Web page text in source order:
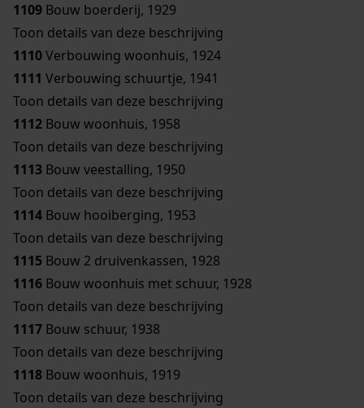
1109 Bouw boerderij, 1929
Toon details van deze beschrijving
1110Verbouwing woonhuis, 1924
1111 Verbouwing schuurtje, 1941
Toon details van deze beschrijving
1112 Bouw woonhuis, 1958
Toon details van deze beschrijving
1113 Bouw veestalling, 1950
Toon details van deze beschrijving
1114 Bouw hooiberging, 1953
Toon details van deze beschrijving
1115 Bouw 2 druivenkassen, 1928
1116 Bouw woonhuis met schuur, 1928
Toon details van deze beschrijving
1117 Bouw schuur, 1938
Toon details van deze beschrijving
1118 Bouw woonhuis, 1919
Toon details van deze beschrijving